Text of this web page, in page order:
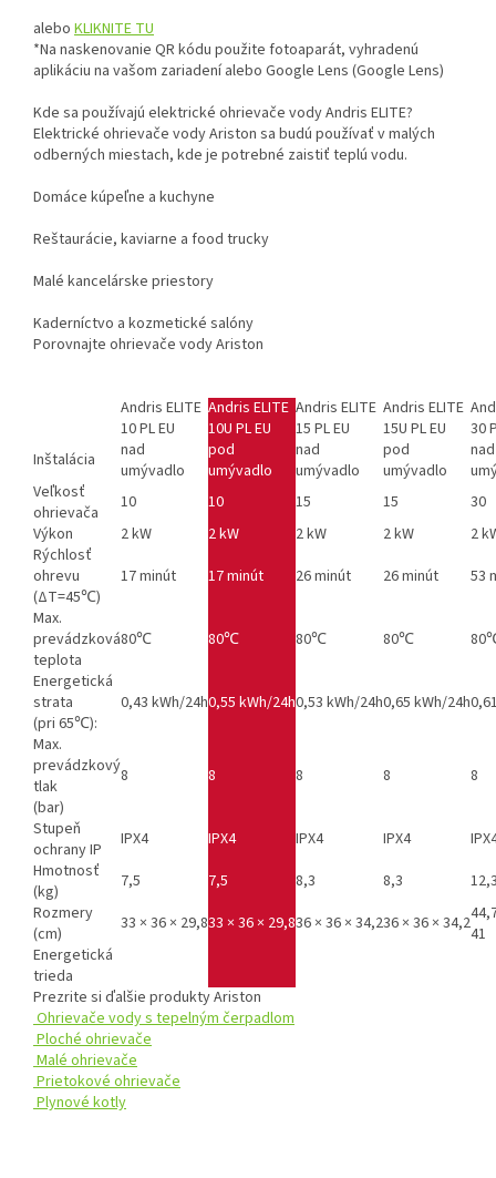
alebo KLIKNITE TU
*Na naskenovanie QR kódu použite fotoaparát, vyhradenú
aplikáciu na vašom zariadení alebo Google Lens (Google Lens)
Kde sa používajú elektrické ohrievače vodyAndris ELITE?
Elektrické ohrievače vody Ariston sa budú používať v malých
odberných miestach, kde je potrebné zaistiť teplú vodu.
Domáce kúpeľne a kuchyne
Reštaurácie, kaviarne a food trucky
Malé kancelárske priestory
Kaderníctvo a kozmetické salóny
Porovnajte ohrievače vody Ariston
Andris ELITE
10 PL EU
Andris ELITE
10U PL EU
Andris ELITE
15 PL EU
Andris ELITE
15U PL EU
30
Inštalácia
nad
umývadlo
pod
umývadlo
nad
umývadlo
pod
umývadlo
nad
Veľkosť
ohrievača
10 10 15 15
30
Výkon
2 kW 2 kW 2 kW 2 kW
2
Rýchlosť
ohrevu
(ΔT=45℃)
17 minút 17 minút 26 minút 26 minút
53
Max.
prevádzková
teplota
80℃ 80℃ 80℃ 80℃
Energetická
strata
(pri 65℃):
0,43 kWh/24h0,55 kWh/24h0,53 kWh/24h0,65 kWh/24h
Max.
prevádzkový
tlak
(bar)
8 8 8 8 8
Stupeň
ochrany IP
IPX4 IPX4 IPX4 IPX4
Hmotnosť
(kg)
7,5 7,5 8,3 8,3
Rozmery
(cm)
33 × 36 × 29,833 × 36 × 29,836 × 36 × 34,236 × 36 × 34,241
Energetická
trieda
Prezrite si ďalšie produktyAriston
Ohrievače vody s tepelným čerpadlom
Ploché ohrievače
Malé ohrievače
Prietokové ohrievače
Plynové kotly